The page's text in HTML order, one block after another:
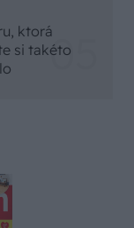
ktorá
si takéto